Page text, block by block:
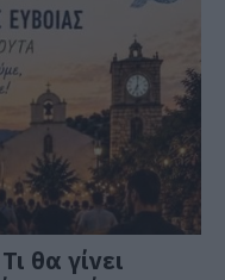
θα γίνει